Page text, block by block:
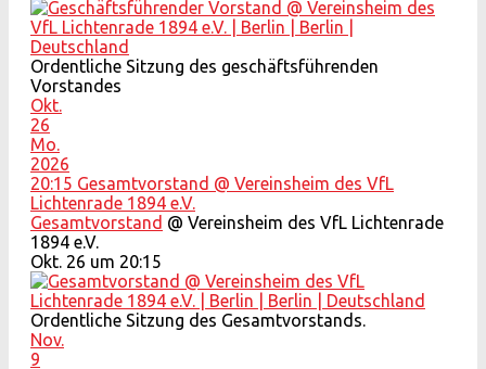
Ordentliche Sitzung des geschäftsführenden
Vorstandes
Okt.
26
Mo.
2026
20:15 Gesamtvorstand @ Vereinsheim des VfL
Lichtenrade 1894 e.V.
Gesamtvorstand @ Vereinsheim des VfL Lichtenrade
1894 e.V.
Okt. 26 um 20:15
Ordentliche Sitzung des Gesamtvorstands.
Nov.
9